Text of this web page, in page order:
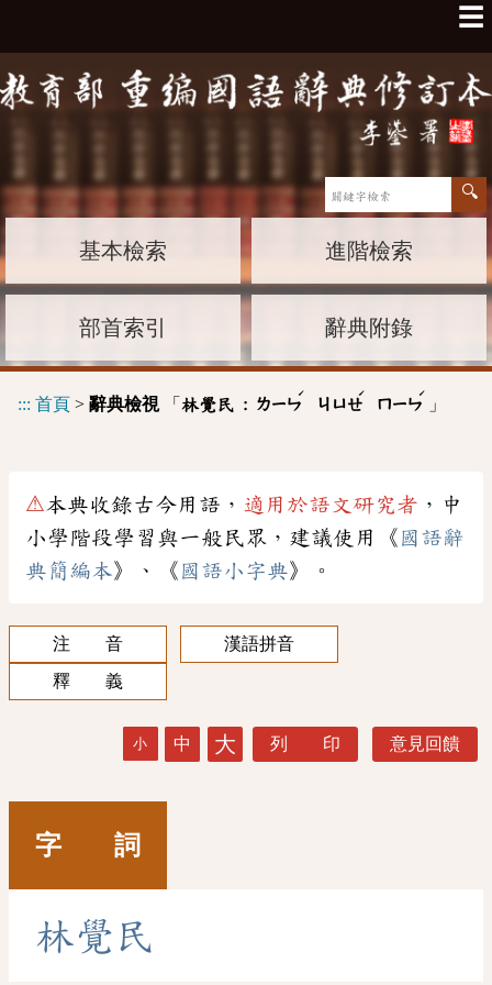
☰
基本檢索 進階檢索
部首索引 辭典附錄
::: 首頁 > 辭典檢視「 林覺民 : ㄌㄧㄣ
ˊ
ㄐㄩㄝ
ˊ
ㄇㄧㄣ
ˊ
」
⚠本典收錄古今用語， 適用於語文研究者 ，中
小學階段學習與一般民眾，建議使用《 國語辭
典簡編本》、《 國語小字典》。
注 音
漢語拼音
釋 義
小 中 大 列 印 意見回饋
字 詞
林覺 民